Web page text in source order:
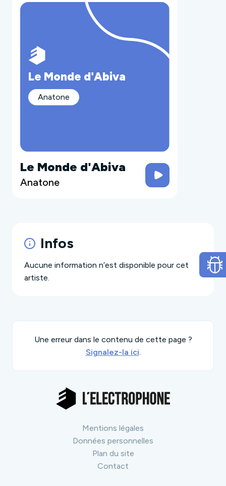
Le Monde d'Abiva
Anatone
Le Monde d'Abiva
Anatone
Infos
Aucune information n’est disponible pour cet
artiste.
Une erreur dans le contenu de cette page ?
Signalez-la ici.
Mentions légales
Données personnelles
Plan du site
Contact